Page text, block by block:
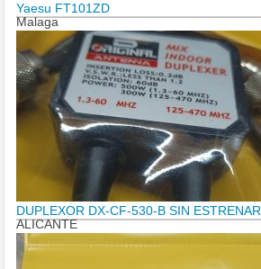
Yaesu FT101ZD
Malaga
DUPLEXOR DX-CF-530-B SIN ESTRENAR
ALICANTE